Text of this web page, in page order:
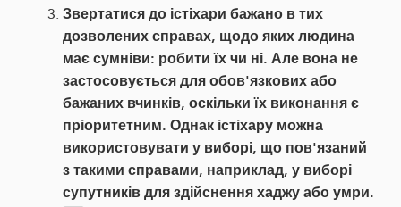
Звертатися до істіхари бажано в тих
дозволених справах, щодо яких людина
має сумніви: робити їх чи ні. Але вона не
застосовується для обов'язкових або
бажаних вчинків, оскільки їх виконання є
пріоритетним. Однак істіхару можна
використовувати у виборі, що пов'язаний
з такими справами, наприклад, у виборі
супутників для здійснення хаджу або умри.